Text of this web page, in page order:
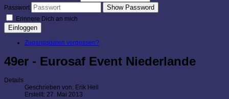
Passwort
Show Password
Erinnere Dich an mich
Einloggen
Zugangsdaten vergessen?
49er - Eurosaf Event Niederlande
Details
Geschrieben von: Erik Heil
Erstellt: 27. Mai 2013